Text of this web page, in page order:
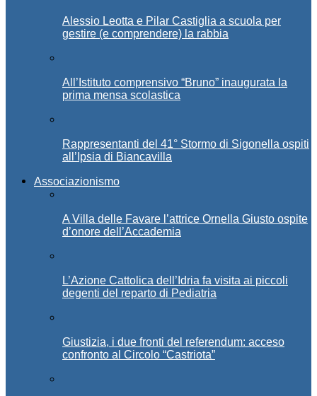
Alessio Leotta e Pilar Castiglia a scuola per
gestire (e comprendere) la rabbia
All’Istituto comprensivo “Bruno” inaugurata la
prima mensa scolastica
Rappresentanti del 41° Stormo di Sigonella ospiti
all’Ipsia di Biancavilla
Associazionismo
A Villa delle Favare l’attrice Ornella Giusto ospite
d’onore dell’Accademia
L’Azione Cattolica dell’Idria fa visita ai piccoli
degenti del reparto di Pediatria
Giustizia, i due fronti del referendum: acceso
confronto al Circolo “Castriota”